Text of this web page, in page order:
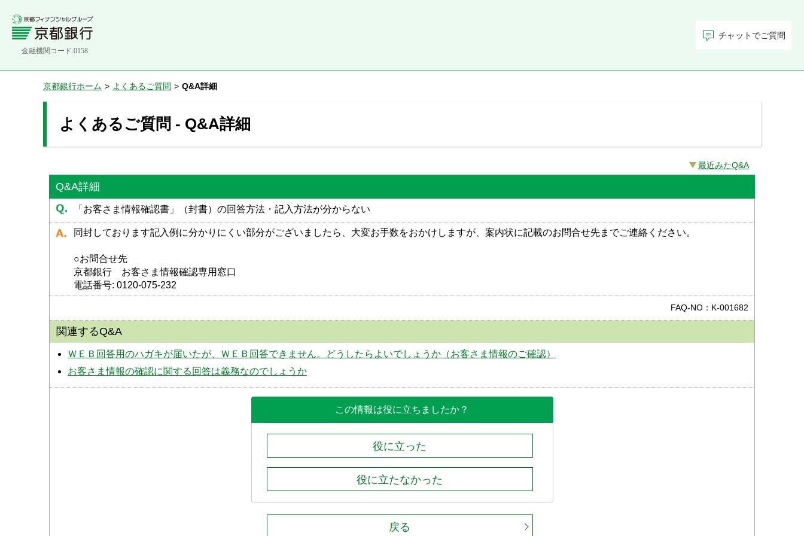
金融機関コード:0158
チャットでご質問
京都銀行ホーム > よくあるご質問 > Q&A詳細
よくあるご質問 - Q&A詳細
最近みたQ&A
Q&A詳細
「お客さま情報確認書」（封書）の回答方法・記入方法が分からない
同封しております記入例に分かりにくい部分がございましたら、大変お手数をおかけしますが、案内状に記載のお問合せ先までご連絡ください。
○お問合せ先
京都銀行　お客さま情報確認専用窓口
電話番号: 0120-075-232
FAQ-NO：K-001682
関連するQ&A
ＷＥＢ回答用のハガキが届いたが、ＷＥＢ回答できません。どうしたらよいでしょうか（お客さま情報のご確認）
お客さま情報の確認に関する回答は義務なのでしょうか
この情報は役に立ちましたか？
役に立った
役に立たなかった
戻る